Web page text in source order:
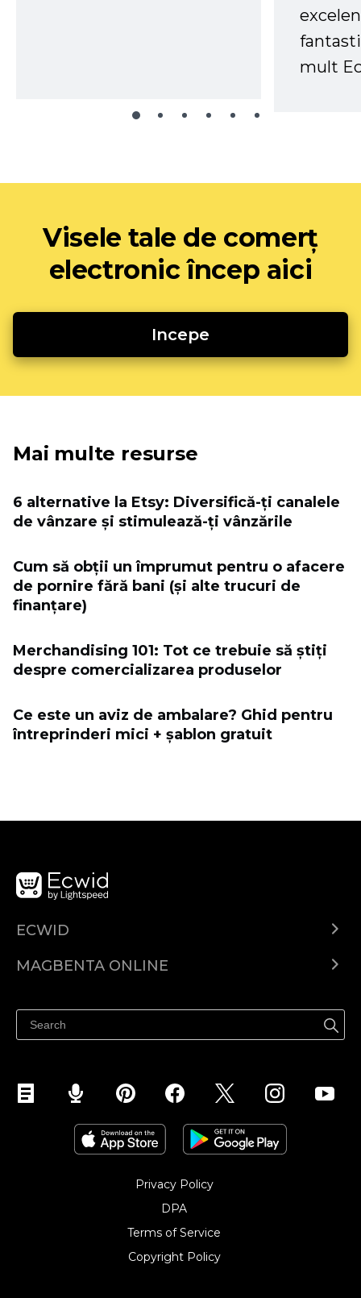
mult
Visele tale de comerț
electronic încep aici
Incepe
Mai multe resurse
6 alternative la Etsy: Diversifică-ți canalele
de vânzare și stimulează-ți vânzările
Cum să obții un împrumut pentru o afacere
de pornire fără bani (și alte trucuri de
finanțare)
Merchandising 101: Tot ce trebuie să știți
despre comercializarea produselor
Ce este un aviz de ambalare? Ghid pentru
întreprinderi mici + șablon gratuit
ECWID
Help center
MAGBENTA ONLINE
Ibenta sa Facebook
Privacy Policy
DPA
Terms of Service
Copyright Policy‎